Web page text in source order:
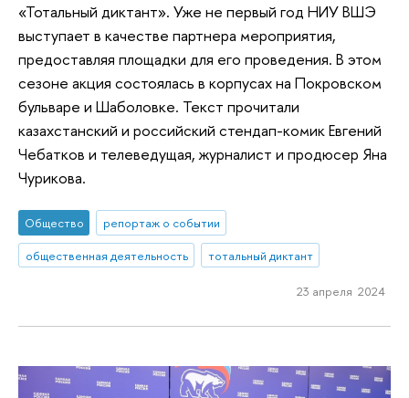
«Тотальный диктант». Уже не первый год НИУ ВШЭ
выступает в качестве партнера мероприятия,
предоставляя площадки для его проведения. В этом
сезоне акция состоялась в корпусах на Покровском
бульваре и Шаболовке. Текст прочитали
казахстанский и российский стендап-комик Евгений
Чебатков и телеведущая, журналист и продюсер Яна
Чурикова.
Общество
репортаж о событии
общественная деятельность
тотальный диктант
23 апреля 2024